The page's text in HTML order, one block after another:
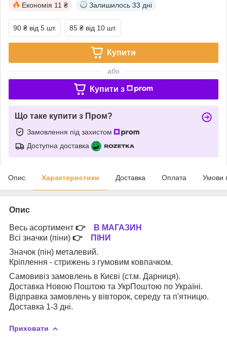
Економія 11 ₴ Залишилось 33 дні
90 ₴ від 5 шт. 85 ₴ від 10 шт.
Купити
або
Купити з
Що таке купити з Пром?
Замовлення під захистом
Доступна доставка
Опис Характеристики Доставка Оплата Умови
Опис
Весь асортимент 👉
В МАГАЗИН
Всі значки (піни) 👉
ПІНИ
Значок (пін) металевий.
Кріплення - стрижень з гумовим ковпачком.
Самовивіз замовлень в Києві (ст.м. Дарниця).
Доставка Новою Поштою та УкрПоштою по Україні.
Відправка замовлень у вівторок, середу та п'ятницю.
Доставка 1-3 дні.
Приховати